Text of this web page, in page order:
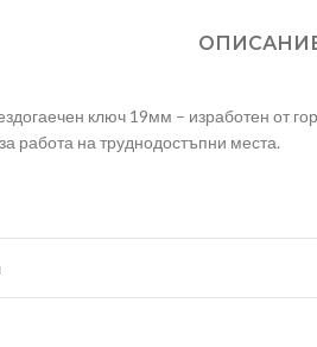
ключ 19мм – изработен от
работа на труднодостъпни места.